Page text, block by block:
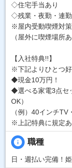
◇住宅手当あり
◇残業・夜勤・連勤
※屋内受動喫煙対策
（屋外に喫煙場所あ
【入社特典!!】
※下記よりひとつ好
◆現金10万円！
◆選べる家電3点セ
OK）
（例）40インチTV
※上記特典に規定あ
info 職種
日・週払い完備！